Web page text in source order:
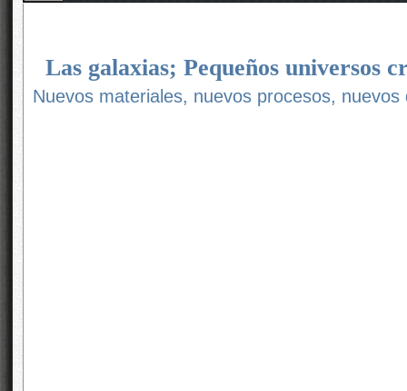
Las galaxias; Pequeños universos
Nuevos materiales, nuevos procesos, nuevos